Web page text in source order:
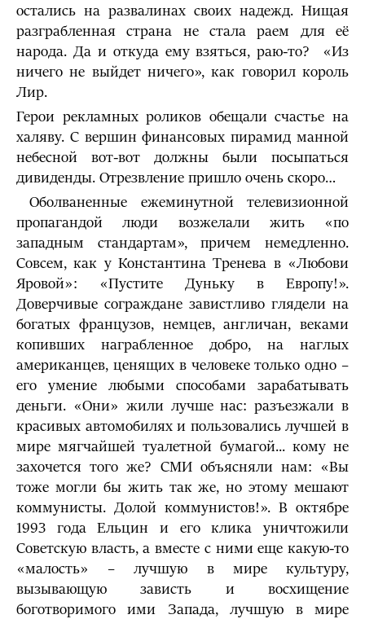
остались на развалинах своих надежд. Нищая
разграбленная страна не стала раем для её
народа. Да и откуда ему взяться, раю-то? «Из
ничего не выйдет ничего», как говорил король
Лир.
Герои рекламных роликов обещали счастье на
халяву. С вершин финансовых пирамид манной
небесной вот-вот должны были посыпаться
дивиденды. Отрезвление пришло очень скоро…
Оболваненные ежеминутной телевизионной
пропагандой люди возжелали жить «по
западным стандартам», причем немедленно.
Совсем, как у Константина Тренева в «Любови
Яровой»: «Пустите Дуньку в Европу!».
Доверчивые сограждане завистливо глядели на
богатых французов, немцев, англичан, веками
копивших награбленное добро, на наглых
американцев, ценящих в человеке только одно –
его умение любыми способами зарабатывать
деньги. «Они» жили лучше нас: разъезжали в
красивых автомобилях и пользовались лучшей в
мире мягчайшей туалетной бумагой... кому не
захочется того же? СМИ объясняли нам: «Вы
тоже могли бы жить так же, но этому мешают
коммунисты. Долой коммунистов!». В октябре
1993 года Ельцин и его клика уничтожили
Советскую власть, а вместе с ними еще какую-то
«малость» – лучшую в мире культуру,
вызывающую зависть и восхищение
боготворимого ими Запада, лучшую в мире